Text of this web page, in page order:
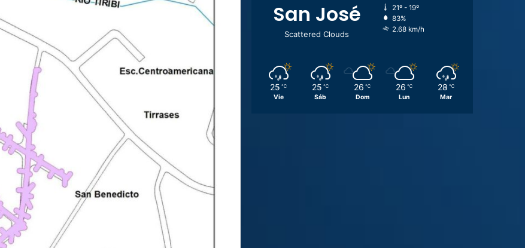
San José
Scattered Clouds
21º - 19º
83%
2.68 km/h
25 ℃
Vie
25 ℃
Sáb
26 ℃
Dom
26 ℃
Lun
28 ℃
Mar